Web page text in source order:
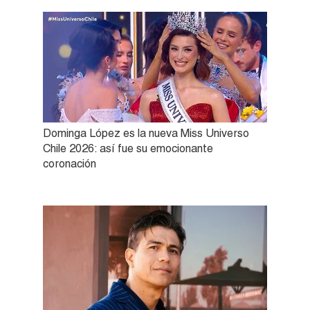
Dominga López es la nueva Miss Universo
Chile 2026: así fue su emocionante
coronación